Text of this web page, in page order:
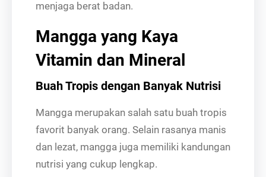
menjaga berat badan.
Mangga yang Kaya
Vitamin dan Mineral
Buah Tropis dengan Banyak Nutrisi
Mangga merupakan salah satu buah tropis
favorit banyak orang. Selain rasanya manis
dan lezat, mangga juga memiliki kandungan
nutrisi yang cukup lengkap.